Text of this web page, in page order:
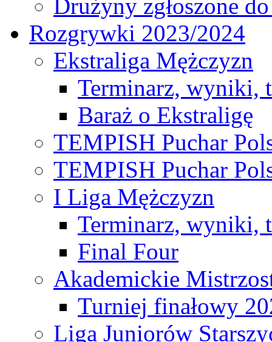
Drużyny zgłoszone
Rozgrywki 2023/2024
Ekstraliga Mężczyzn
Terminarz, wyniki,
Baraż o Ekstraligę
TEMPISH Puchar
TEMPISH Puchar
I Liga Mężczyzn
Terminarz, wyniki,
Final Four
Akademickie
Turniej finałowy
Liga Juniorów